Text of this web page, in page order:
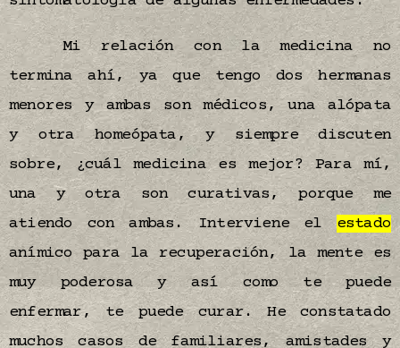
Mi relación con la medicina no
termina ahí, ya que tengo dos hermanas
menores y ambas son médicos, una alópata
y otra homeópata, y siempre discuten
sobre, ¿cuál medicina es mejor? Para mí,
una y otra son curativas, porque me
atiendo con ambas. Interviene el estado
anímico para la recuperación, la mente es
muy poderosa y así como te puede
enfermar, te puede curar. He constatado
muchos casos de familiares, amistades y